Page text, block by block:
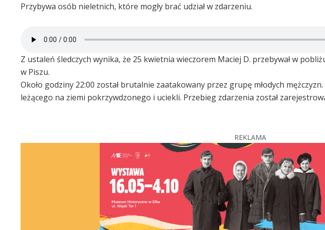
Przybywa osób nieletnich, które mogły brać udział w zdarzeniu.
Z ustaleń śledczych wynika, że 25 kwietnia wieczorem Maciej D. przebywał w
w Piszu.
Około godziny 22:00 został brutalnie zaatakowany przez grupę młodych
leżącego na ziemi pokrzywdzonego i uciekli. Przebieg zdarzenia został
REKLAMA